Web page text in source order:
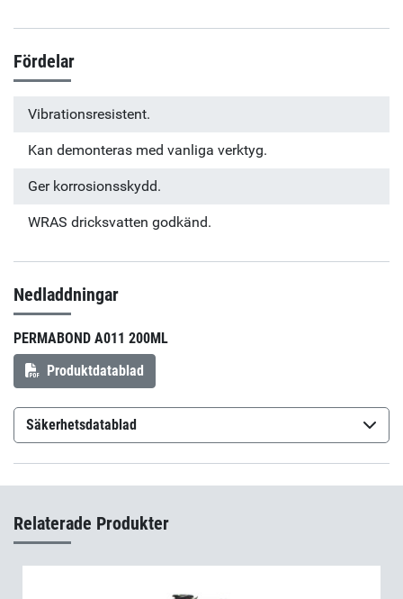
Fördelar
Vibrationsresistent.
Kan demonteras med vanliga verktyg.
Ger korrosionsskydd.
WRAS dricksvatten godkänd.
Nedladdningar
PERMABOND A011 200ML
Produktdatablad
Säkerhetsdatablad
Permabond A011 (sv-SE)
Relaterade Produkter